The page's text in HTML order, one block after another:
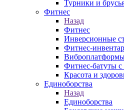
Турники и
Фитнес
Назад
Фитнес
Инверсионные
Фитнес-
Фитнес-батуты
Красота и
Единоборства
Назад
Единоборства